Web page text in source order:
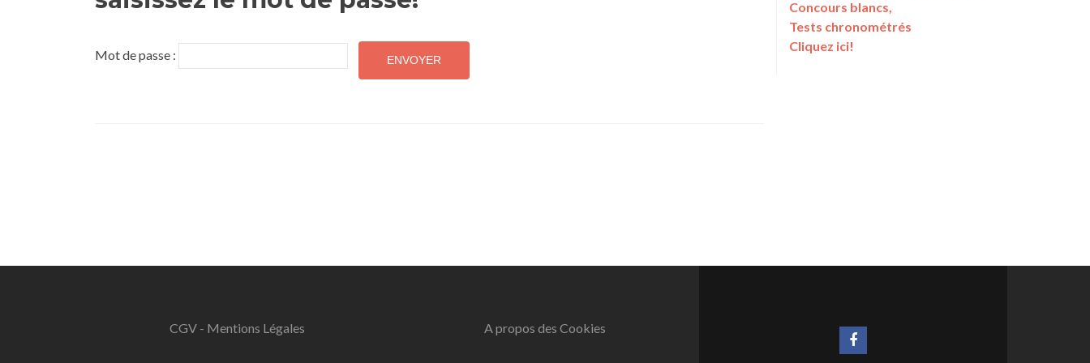
Mot de passe :
Concours blancs,
Tests chronométrés
Cliquez ici!
CGV - Mentions Légales A propos des Cookies
Lien
Facebook